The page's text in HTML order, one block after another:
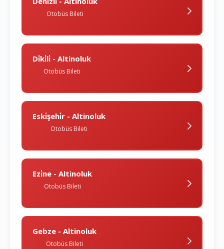
Otobüs Bileti
Di̇ki̇li̇ - Altinoluk
Otobüs Bileti
Eski̇şehi̇r - Altinoluk
Otobüs Bileti
Ezi̇ne - Altinoluk
Otobüs Bileti
Gebze - Altinoluk
Otobüs Bileti